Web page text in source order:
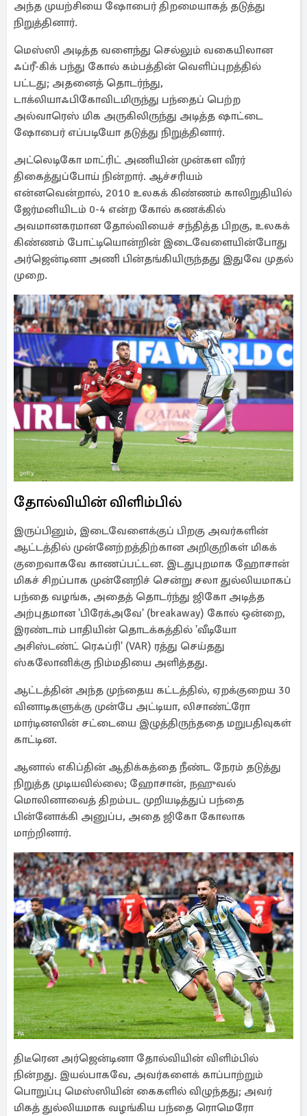
அந்த முயற்சியை ஷோபைர் திறமையாகத் தடுத்து
நிறுத்தினார்.
மெஸ்ஸி அடித்த வளைந்து செல்லும் வகையிலான
ஃப்ரீ-கிக் பந்து கோல் கம்பத்தின் வெளிப்புறத்தில்
பட்டது; அதனைத் தொடர்ந்து,
டாக்லியாஃபிகோவிடமிருந்து பந்தைப் பெற்ற
அல்வாரெஸ் மிக அருகிலிருந்து அடித்த ஷாட்டை
ஷோபைர் எப்படியோ தடுத்து நிறுத்தினார்.
அட்லெடிகோ மாட்ரிட் அணியின் முன்கள வீரர்
திகைத்துப்போய் நின்றார். ஆச்சரியம்
என்னவென்றால், 2010 உலகக் கிண்ணம் காலிறுதியில்
ஜேர்மனியிடம் 0-4 என்ற கோல் கணக்கில்
அவமானகரமான தோல்வியைச் சந்தித்த பிறகு, உலகக்
கிண்ணம் போட்டியொன்றின் இடைவேளையின்போது
அர்ஜென்டினா அணி பின்தங்கியிருந்தது இதுவே முதல்
முறை.
தோல்வியின் விளிம்பில்
இருப்பினும், இடைவேளைக்குப் பிறகு அவர்களின்
ஆட்டத்தில் முன்னேற்றத்திற்கான அறிகுறிகள் மிகக்
குறைவாகவே காணப்பட்டன. இடதுபுறமாக ஹோசான்
மிகச் சிறப்பாக முன்னேறிச் சென்று சலா துல்லியமாகப்
பந்தை வழங்க, அதைத் தொடர்ந்து ஜிகோ அடித்த
அற்புதமான 'பிரேக்அவே' (breakaway) கோல் ஒன்றை,
இரண்டாம் பாதியின் தொடக்கத்தில் 'வீடியோ
அசிஸ்டண்ட் ரெஃப்ரி' (VAR) ரத்து செய்தது
ஸ்கலோனிக்கு நிம்மதியை அளித்தது.
ஆட்டத்தின் அந்த முந்தைய கட்டத்தில், ஏறக்குறைய 30
வினாடிகளுக்கு முன்பே அட்டியா, லிசாண்ட்ரோ
மார்டினஸின் சட்டையை இழுத்திருந்ததை மறுபதிவுகள்
காட்டின.
ஆனால் எகிப்தின் ஆதிக்கத்தை நீண்ட நேரம் தடுத்து
நிறுத்த முடியவில்லை; ஹோசான், நஹுவல்
மொலினாவைத் திறம்பட முறியடித்துப் பந்தை
பின்னோக்கி அனுப்ப, அதை ஜிகோ கோலாக
மாற்றினார்.
திடீரென அர்ஜென்டினா தோல்வியின் விளிம்பில்
நின்றது. இயல்பாகவே, அவர்களைக் காப்பாற்றும்
பொறுப்பு மெஸ்ஸியின் கைகளில் விழுந்தது; அவர்
மிகத் துல்லியமாக வழங்கிய பந்தை ரொமெரோ